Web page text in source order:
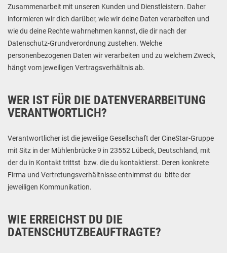
Zusammenarbeit mit unseren Kunden und Dienstleistern. Daher
informieren wir dich darüber, wie wir deine Daten verarbeiten und
wie du deine Rechte wahrnehmen kannst, die dir nach der
Datenschutz-Grundverordnung zustehen. Welche
personenbezogenen Daten wir verarbeiten und zu welchem Zweck,
hängt vom jeweiligen Vertragsverhältnis ab.
WER IST FÜR DIE DATENVERARBEITUNG
VERANTWORTLICH?
Verantwortlicher ist die jeweilige Gesellschaft der CineStar-Gruppe
mit Sitz in der Mühlenbrücke 9 in 23552 Lübeck, Deutschland, mit
der du in Kontakt trittst bzw. die du kontaktierst. Deren konkrete
Firma und Vertretungsverhältnisse entnimmst du bitte der
jeweiligen Kommunikation.
WIE ERREICHST DU DIE
DATENSCHUTZBEAUFTRAGTE?